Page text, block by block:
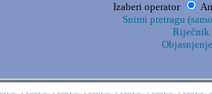
Izaberi operator
Snimi pretragu
Riječnik